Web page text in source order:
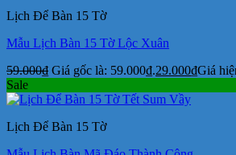
Lịch Để Bàn 15 Tờ
Mẫu Lịch Bàn 15 Tờ Lộc Xuân
59.000₫ Giá gốc là: 59.000₫.29.000₫Giá
Sale
Lịch Để Bàn 15 Tờ